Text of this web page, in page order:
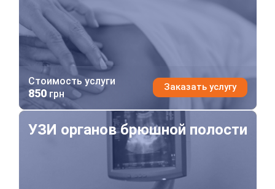
Стоимость услуги
850грн
Заказать услугу
УЗИ органов брюшной полости
УЗИ органов брюшной полости